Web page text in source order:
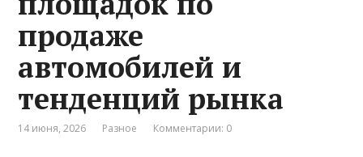
продаже
автомобилей и
тенденций рынка
14 июня, 2026 Разное Комментарии: 0